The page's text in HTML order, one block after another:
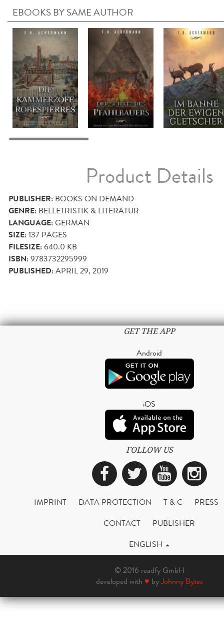
EBOOKS BY SAME AUTHOR
Product Details
PUBLISHER: BOOKS ON DEMAND
GENRE: BELLETRISTIK & LITERATUR
LANGUAGE:GERMAN
SIZE:137 PAGES
FILESIZE:640.0 KB
ISBN:9783732295999
PUBLISHED:APRIL 29, 2019
GET THE APP
Android
iOS
FOLLOW US
Facebook
Twitter
IMPRINT DATA PROTECTION T & C
PRESS
CONTACT
PUBLISHER
ENGLISH
© 2016 readfy GmbH
developed with ♥ byJohnny Bytes